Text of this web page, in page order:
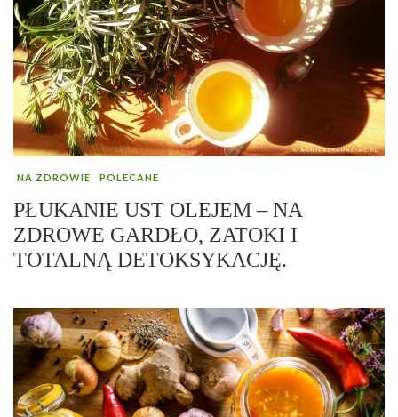
NA ZDROWIE POLECANE
PŁUKANIE UST OLEJEM – NA
ZDROWE GARDŁO, ZATOKI I
TOTALNĄ DETOKSYKACJĘ.